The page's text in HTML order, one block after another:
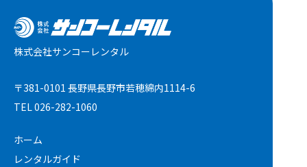
株式会社サンコーレンタル
〒381-0101 長野県長野市若穂綿内1114-6
TEL026-282-1060
ホーム
レンタルガイド